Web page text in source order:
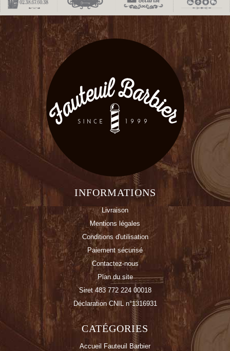
INFORMATIONS
Livraison
Mentions légales
Conditions d'utilisation
Paiement sécurisé
Contactez-nous
Plan du site
Siret 483 772 224 00018
Déclaration CNIL n°1316931
CATÉGORIES
Accueil Fauteuil Barbier